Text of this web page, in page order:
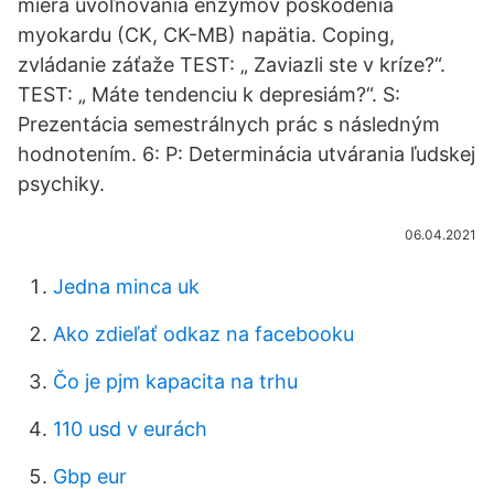
miera uvoľňovania enzýmov poškodenia
myokardu (CK, CK-MB) napätia. Coping,
zvládanie záťaže TEST: „ Zaviazli ste v kríze?“.
TEST: „ Máte tendenciu k depresiám?“. S:
Prezentácia semestrálnych prác s následným
hodnotením. 6: P: Determinácia utvárania ľudskej
psychiky.
06.04.2021
Jedna minca uk
Ako zdieľať odkaz na facebooku
Čo je pjm kapacita na trhu
110 usd v eurách
Gbp eur